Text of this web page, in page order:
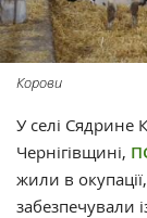
Корови
У селі Сядрине
Чернігівщині,
жили в